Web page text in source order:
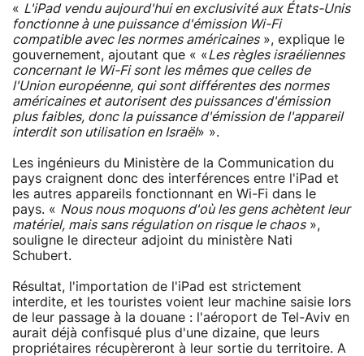
« L'iPad vendu aujourd'hui en exclusivité aux États-Unis
fonctionne à une puissance d'émission Wi-Fi
compatible avec les normes américaines», explique le
gouvernement, ajoutant que « «Les règles israéliennes
concernant le Wi-Fi sont les mêmes que celles de
l'Union européenne, qui sont différentes des normes
américaines et autorisent des puissances d'émission
plus faibles, donc la puissance d'émission de l'appareil
interdit son utilisation en Israël» ».
Les ingénieurs du Ministère de la Communication du
pays craignent donc des interférences entre l'iPad et
les autres appareils fonctionnant en Wi-Fi dans le
pays. « Nous nous moquons d'où les gens achètent leur
matériel, mais sans régulation on risque le chaos»,
souligne le directeur adjoint du ministère Nati
Schubert.
Résultat, l'importation de l'iPad est strictement
interdite, et les touristes voient leur machine saisie lors
de leur passage à la douane : l'aéroport de Tel-Aviv en
aurait déjà confisqué plus d'une dizaine, que leurs
propriétaires récupèreront à leur sortie du territoire. A